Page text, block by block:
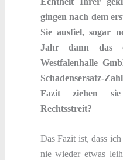
gingen nach dem
Sie ausfiel, sogar
Jahr dann das
Westfalenhalle
Schadensersatz-
Fazit ziehen
Rechtsstreit?
Das Fazit ist, dass
nie wieder etwas